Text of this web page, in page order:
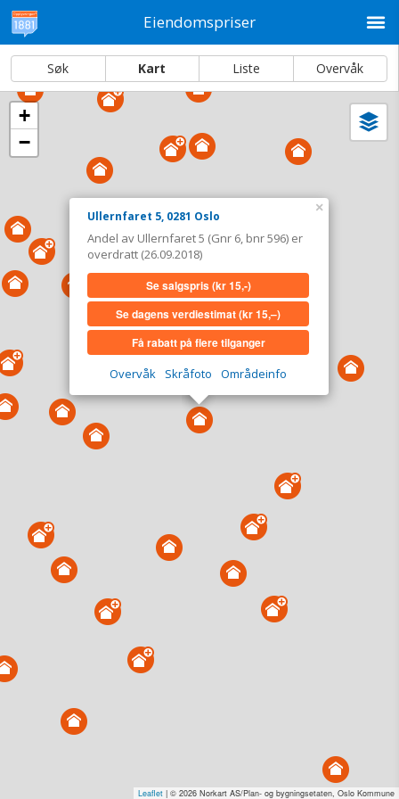
Eiendomspriser
Søk Kart Liste Overvåk
Ullernfaret 5, 0281 Oslo
Andel overdratt for
0,-
Type
Bolig. Gnr 6 - Bnr 596
Se salgspris(kr 15,-)
Se dagens verdiestimat(kr 15,–)
Få rabatt på flere tilganger
Overvåk område Vis i kart
Vis alle eiendommer i kartet
Vis radon, kvikkleire, årlige trafikkdøgn eller flomfare i
Overvåk og varsle om nye salg i området
Dato solgt er tinglyst dato. 1881 publiserer fortløpende mottatte data etter
endringer i offentlige registre.
Hva er salgspris og verdiestimat?
Om eiendomspriser
Fixa Håndverker
i
Ullernfaret 5, 0281 Oslo
Andel av Ullernfaret 5 (Gnr 6, bnr 596) er
overdratt (26.09.2018)
Se salgspris(kr 15,-)
Se dagens verdiestimat(kr 15,–)
Få rabatt på flere tilganger
Overvåk
Skråfoto Områdeinfo
×
+
−
Leaflet | © 2026 Norkart AS/Plan- og bygningsetaten, Oslo Kommune